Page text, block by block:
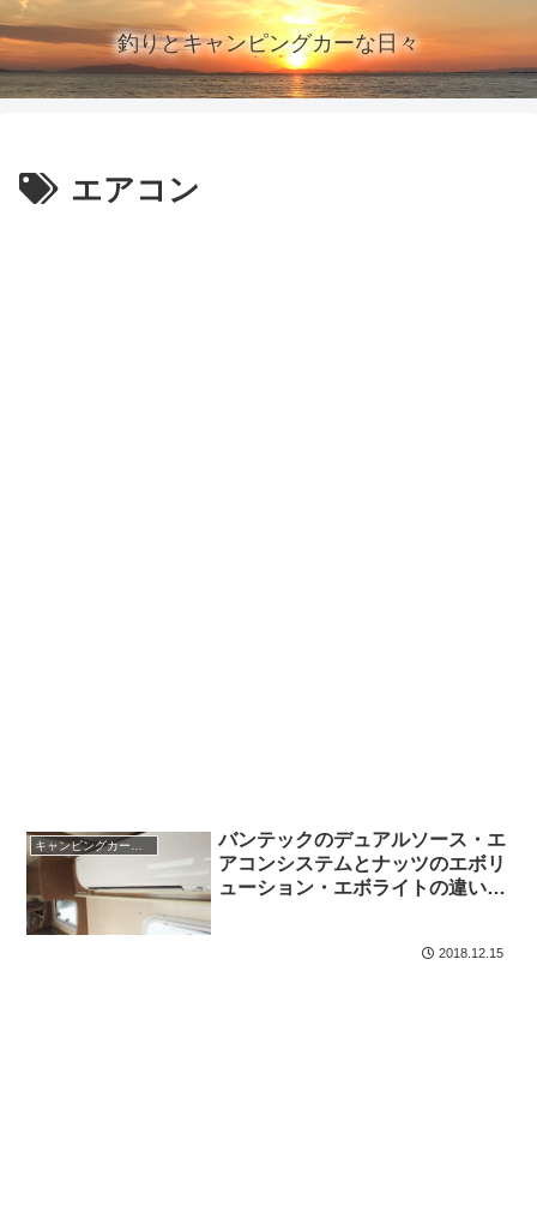
釣りとキャンピングカーな日々
エアコン
バンテックのデュアルソース・エ
アコンシステムとナッツのエボリ
ューション・エボライトの違いに
2018.12.15